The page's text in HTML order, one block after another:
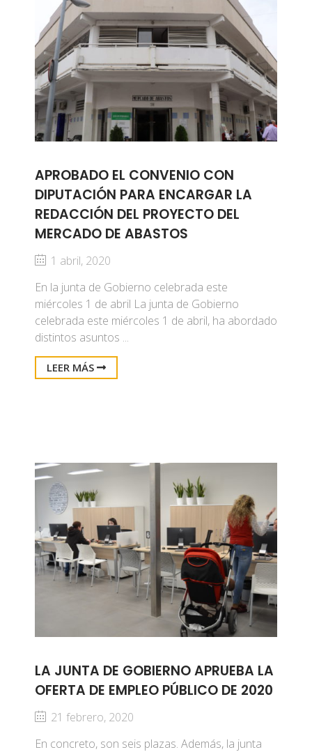
APROBADO EL CONVENIO CON
DIPUTACIÓN PARA ENCARGAR LA
REDACCIÓN DEL PROYECTO DEL
MERCADO DE ABASTOS
1 abril, 2020
En la junta de Gobierno celebrada este
miércoles 1 de abril La junta de Gobierno
celebrada este miércoles 1 de abril, ha abordado
distintos asuntos ...
LEER MÁS
LA JUNTA DE GOBIERNO APRUEBA LA
OFERTA DE EMPLEO PÚBLICO DE 2020
21 febrero, 2020
En concreto, son seis plazas. Además, la junta